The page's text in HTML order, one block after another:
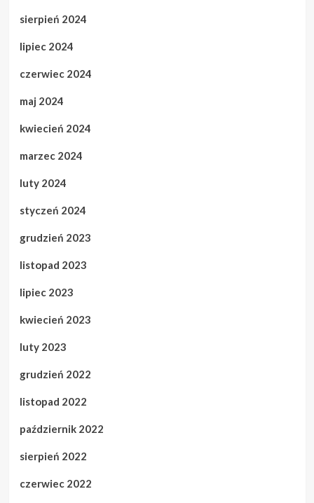
sierpień 2024
lipiec 2024
czerwiec 2024
maj 2024
kwiecień 2024
marzec 2024
luty 2024
styczeń 2024
grudzień 2023
listopad 2023
lipiec 2023
kwiecień 2023
luty 2023
grudzień 2022
listopad 2022
październik 2022
sierpień 2022
czerwiec 2022